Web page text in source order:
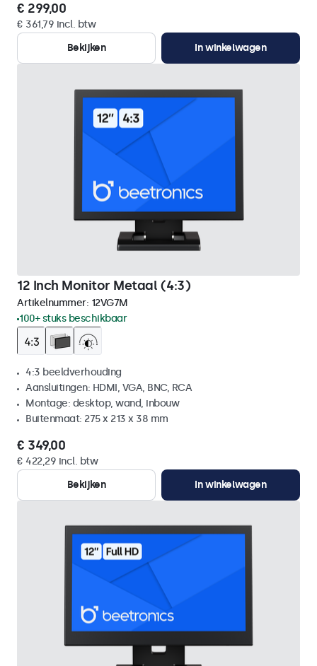
€ 299,00
€ 361,79 incl. btw
Bekijken
In winkelwagen
12 Inch Monitor Metaal (4:3)
Artikelnummer: 12VG7M
100+ stuks beschikbaar
4:3 beeldverhouding
Aansluitingen: HDMI, VGA, BNC, RCA
Montage: desktop, wand, inbouw
Buitenmaat: 275 x 213 x 38 mm
€ 349,00
€ 422,29 incl. btw
Bekijken
In winkelwagen